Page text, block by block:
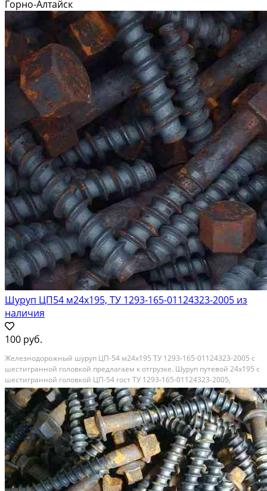
Вырубка под ЛЭП • Расчистка...
Горно-Алтайск
Шуруп ЦП54 м24х195, ТУ 1293-165-01124323-2005 из
наличия
100 руб.
Железнодорожный шуруп ЦП-54 м24х195 ТУ 1293-165-01124323-2005 с
шестигранной головкой предлагаем к отгрузке. Шуруп путевой 24х195 с
шестигранной головкой ЦП-54 гост ТУ 1293-165-01124323-2005,
является составным компонентом рельсовых скреплений верхнего
строения пути типа ЖБР 65, применяемых на...